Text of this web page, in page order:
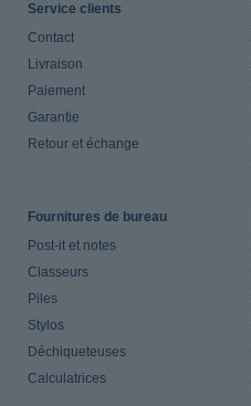
Service clients
Contact
Livraison
Paiement
Garantie
Retour et échange
Fournitures de bureau
Post-it et notes
Classeurs
Piles
Stylos
Déchiqueteuses
Calculatrices